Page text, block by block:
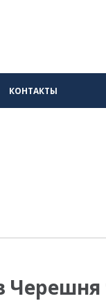
КОНТАКТЫ
Черешня